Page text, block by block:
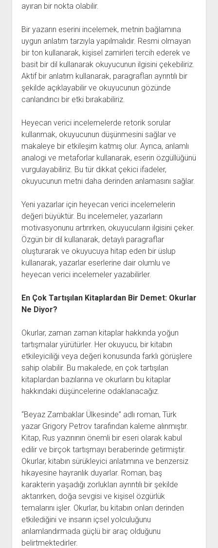
ayıran bir nokta olabilir.
Bir yazarın eserini incelemek, metnin bağlamına
uygun anlatım tarzıyla yapılmalıdır. Resmi olmayan
bir ton kullanarak, kişisel zamirleri tercih ederek ve
basit bir dil kullanarak okuyucunun ilgisini çekebiliriz.
Aktif bir anlatım kullanarak, paragrafları ayrıntılı bir
şekilde açıklayabilir ve okuyucunun gözünde
canlandırıcı bir etki bırakabiliriz.
Heyecan verici incelemelerde retorik sorular
kullanmak, okuyucunun düşünmesini sağlar ve
makaleye bir etkileşim katmış olur. Ayrıca, anlamlı
analogi ve metaforlar kullanarak, eserin özgüllüğünü
vurgulayabiliriz. Bu tür dikkat çekici ifadeler,
okuyucunun metni daha derinden anlamasını sağlar.
Yeni yazarlar için heyecan verici incelemelerin
değeri büyüktür. Bu incelemeler, yazarların
motivasyonunu artırırken, okuyucuların ilgisini çeker.
Özgün bir dil kullanarak, detaylı paragraflar
oluşturarak ve okuyucuya hitap eden bir üslup
kullanarak, yazarlar eserlerine dair olumlu ve
heyecan verici incelemeler yazabilirler.
En Çok Tartışılan Kitaplardan Bir Demet: Okurlar
Ne Diyor?
Okurlar, zaman zaman kitaplar hakkında yoğun
tartışmalar yürütürler. Her okuyucu, bir kitabın
etkileyiciliği veya değeri konusunda farklı görüşlere
sahip olabilir. Bu makalede, en çok tartışılan
kitaplardan bazılarına ve okurların bu kitaplar
hakkındaki düşüncelerine odaklanacağız.
“Beyaz Zambaklar Ülkesinde” adlı roman, Türk
yazar Grigory Petrov tarafından kaleme alınmıştır.
Kitap, Rus yazınının önemli bir eseri olarak kabul
edilir ve birçok tartışmayı beraberinde getirmiştir.
Okurlar, kitabın sürükleyici anlatımına ve benzersiz
hikayesine hayranlık duyarlar. Roman, baş
karakterin yaşadığı zorlukları ayrıntılı bir şekilde
aktarırken, doğa sevgisi ve kişisel özgürlük
temalarını işler. Okurlar, bu kitabın onları derinden
etkilediğini ve insanın içsel yolculuğunu
anlamlandırmada güçlü bir araç olduğunu
belirtmektedirler.